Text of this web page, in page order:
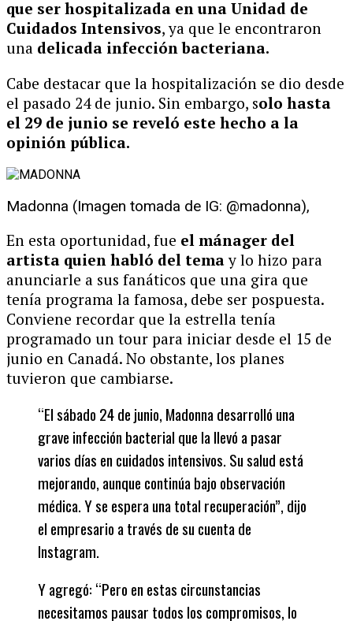
que ser hospitalizada en una Unidad de
Cuidados Intensivos, ya que le encontraron
una delicada infección bacteriana.
Cabe destacar que la hospitalización se dio desde
el pasado 24 de junio. Sin embargo, solo hasta
el 29 de junio se reveló este hecho a la
opinión pública.
Madonna (Imagen tomada de IG: @madonna),
En esta oportunidad, fue el mánager del
artista quien habló del temay lo hizo para
anunciarle a sus fanáticos que una gira que
tenía programa la famosa, debe ser pospuesta.
Conviene recordar que la estrella tenía
programado un tour para iniciar desde el 15 de
junio en Canadá. No obstante, los planes
tuvieron que cambiarse.
“El sábado 24 de junio, Madonna desarrolló una
grave infección bacterial que la llevó a pasar
varios días en cuidados intensivos. Su salud está
mejorando, aunque continúa bajo observación
médica. Y se espera una total recuperación”, dijo
el empresario a través de su cuenta de
Instagram.
Y agregó: “Pero en estas circunstancias
necesitamos pausar todos los compromisos, lo